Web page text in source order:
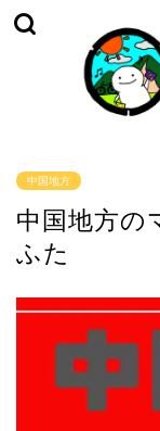
中国地方
中国地方の
ふた